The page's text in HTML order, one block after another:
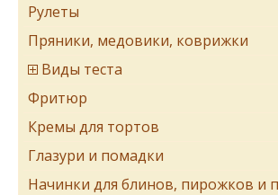
Рулеты
Пряники, медовики, коврижки
Виды теста
Фритюр
Кремы для тортов
Глазури и помадки
Начинки для блинов, пирожков и